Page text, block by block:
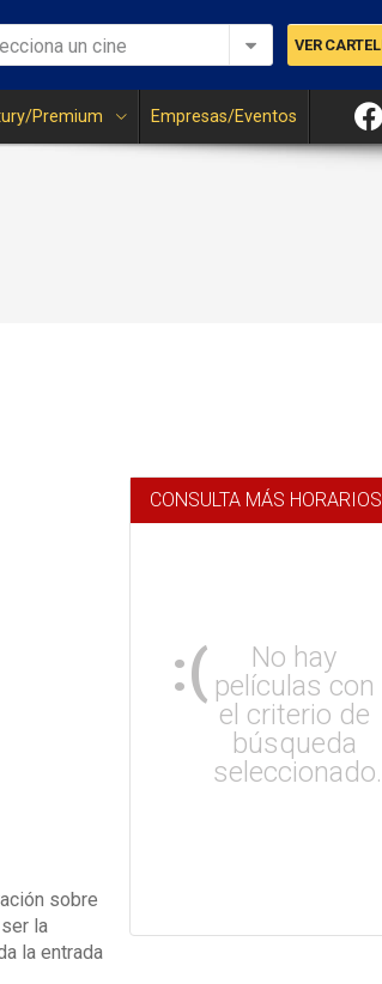
un cine
Premium Empresas/Eventos
sobre
la
la entrada
CONSULTA MÁS HORARIOS
:(
No hay
películas con
el criterio de
búsqueda
seleccionado.